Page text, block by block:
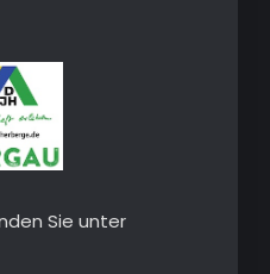
Sie unter